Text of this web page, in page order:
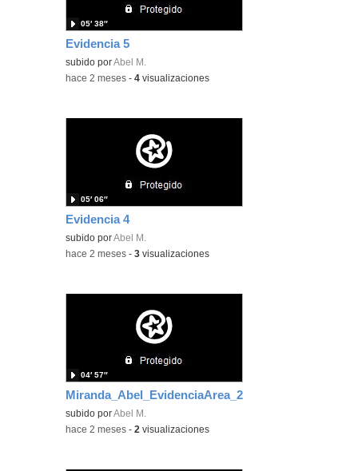
Evidencia 5
subido porAbel M.
05′ 38″
-hace 2 meses -4 visualizaciones
Evidencia 4
subido porAbel M.
05′ 06″
-hace 2 meses -3 visualizaciones
Miranda_Abel_EvidenciaArea_2
subido porAbel M.
04′ 57″
-hace 2 meses -2 visualizaciones